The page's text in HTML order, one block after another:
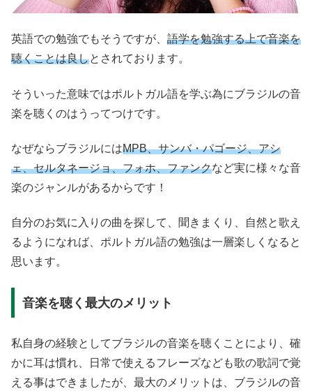
英語での勉強でもそうですが、 語学を勉強する上で音楽を
聴くことは良しとされております。
そういった意味ではポルトガル語を学ぶ為にブラジルの音
楽を聴くのはうってつけです。
なぜならブラジルにはMPB、サンバ・パゴージ、アシ
ェ、セルタネージョ、フォホ、ファンクなど実に様々な音
楽のジャンルがあるからです！
自分のお気に入りの曲を探して、聞きまくり、自然と歌え
るようになれば、ポルトガル語の勉強は一層楽しくなると
思います。
音楽を聴く最大のメリット
私自身の経験としてブラジルの音楽を聴くことにより、確
かに耳は慣れ、日常で使えるフレーズなども歌の歌詞で覚
える事はできましたが、最大のメリットは、ブラジルの音